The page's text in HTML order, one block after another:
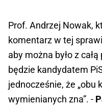
Prof. Andrzej Nowak,
komentarz w tej
aby można było z
będzie kandydatem
jednocześnie, że „obu
wymienianych zna”. -